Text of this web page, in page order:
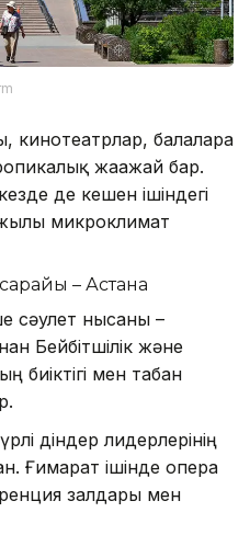
балаларға
жағажай бар.
де кешен ішіндегі
микроклимат
сарайы – Астана
сәулет нысаны –
Бейбітшілік және
биіктігі мен табан
діндер лидерлерінің
Ғимарат ішінде опера
залдары мен